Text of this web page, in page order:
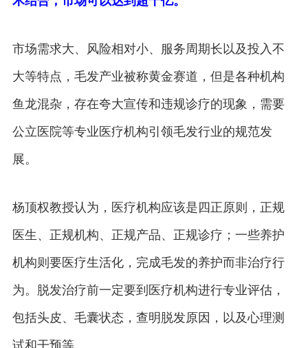
市场需求大、风险相对小、服务周期长以及投入不
大等特点，毛发产业被称黄金赛道，但是各种机构
鱼龙混杂，存在夸大宣传和违规诊疗的现象，需要
公立医院等专业医疗机构引领毛发行业的规范发
展。
杨顶权教授认为，医疗机构应该是四正原则，正规
医生、正规机构、正规产品、正规诊疗；一些养护
机构则要医疗生活化，完成毛发的养护而非治疗行
为。脱发治疗前一定要到医疗机构进行专业评估，
包括头皮、毛囊状态，查明脱发原因，以及心理测
试和干预等。